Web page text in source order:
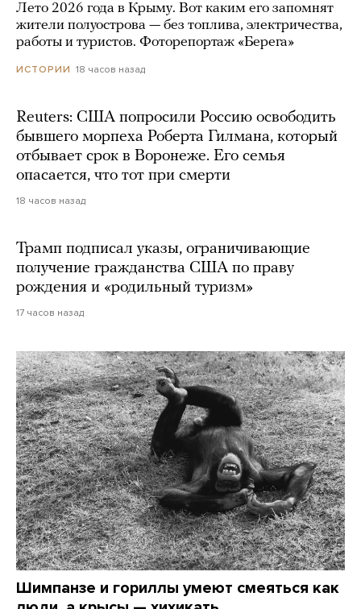
Лето 2026 года в Крыму. Вот каким его запомнят
жители полуострова — без топлива, электричества,
работы и туристов. Фоторепортаж «Берега»
ИСТОРИИ 18 часов назад
Reuters: США попросили Россию освободить
бывшего морпеха Роберта Гилмана, который
отбывает срок в Воронеже. Его семья
опасается, что тот при смерти
18 часов назад
Трамп подписал указы, ограничивающие
получение гражданства США по праву
рождения и «родильный туризм»
17 часов назад
Шимпанзе и гориллы умеют смеяться как